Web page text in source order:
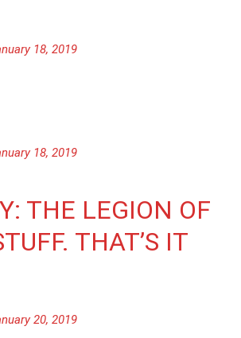
18, 2019
18, 2019
THE LEGION OF
THAT’S IT
20, 2019